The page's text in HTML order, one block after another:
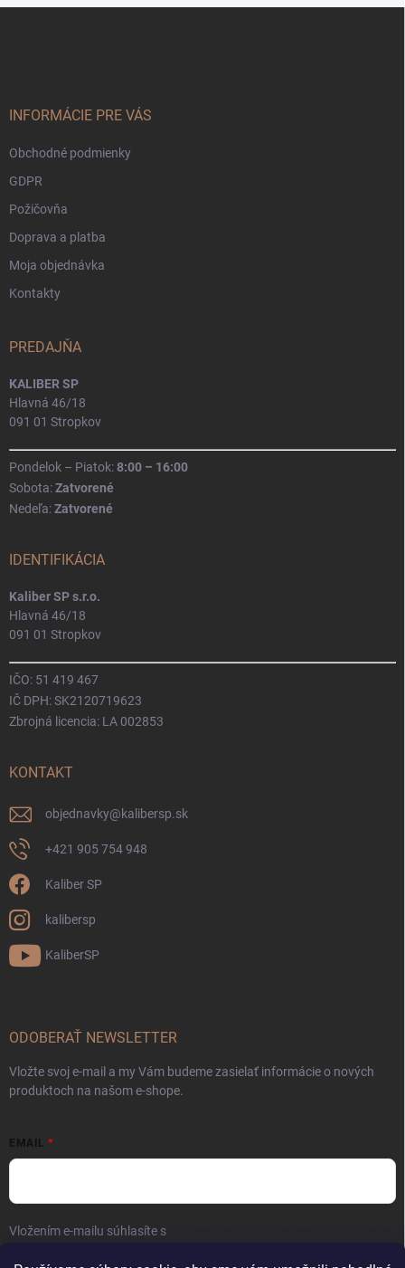
INFORMÁCIE PRE VÁS
Obchodné podmienky
GDPR
Požičovňa
Doprava a platba
Moja objednávka
Kontakty
PREDAJŇA
KALIBER SP
Hlavná 46/18
091 01 Stropkov
Pondelok – Piatok:8:00 – 16:00
Sobota:Zatvorené
Nedeľa:Zatvorené
IDENTIFIKÁCIA
Kaliber SP s.r.o.
Hlavná 46/18
091 01 Stropkov
IČO: 51 419 467
IČ DPH: SK2120719623
Zbrojná licencia: LA 002853
KONTAKT
objednavky@kalibersp.sk
+421 905 754 948
Kaliber SP
kalibersp
KaliberSP
ODOBERAŤ NEWSLETTER
Vložte svoj e-mail a my Vám budeme zasielať informácie o nových
produktoch na našom e-shope.
EMAIL
Vložením e-mailu súhlasíte s
Prihlásiť sa